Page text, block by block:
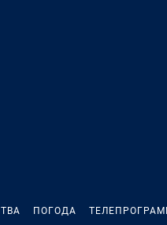
ПОГОДА